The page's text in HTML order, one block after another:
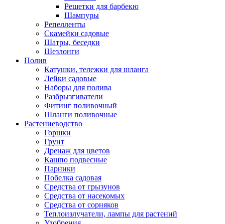
Решетки для барбекю
Шампуры
Репелленты
Скамейки садовые
Шатры, беседки
Шезлонги
Полив
Катушки, тележки для шланга
Лейки садовые
Наборы для полива
Разбрызгиватели
Фитинг поливочный
Шланги поливочные
Растениеводство
Горшки
Грунт
Дренаж для цветов
Кашпо подвесные
Парники
Побелка садовая
Средства от грызунов
Средства от насекомых
Средства от сорняков
Теплоизлучатели, лампы для растений